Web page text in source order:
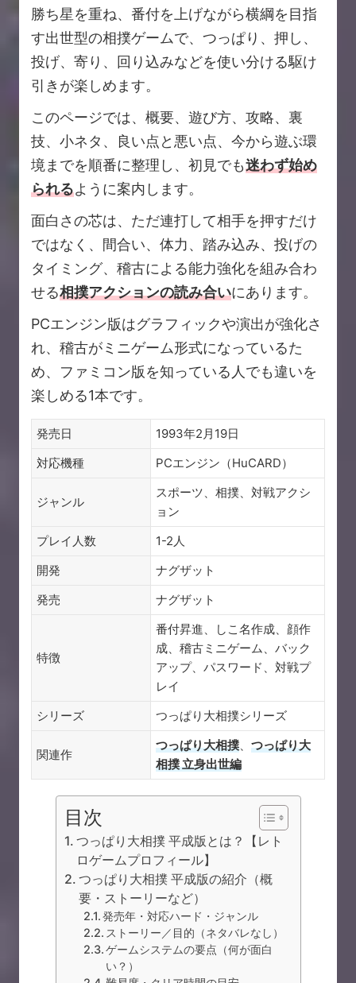
勝ち星を重ね、番付を上げながら横綱を目指
す出世型の相撲ゲームで、つっぱり、押し、
投げ、寄り、回り込みなどを使い分ける駆け
引きが楽しめます。
このページでは、概要、遊び方、攻略、裏
技、小ネタ、良い点と悪い点、今から遊ぶ環
境までを順番に整理し、初見でも迷わず始め
られるように案内します。
面白さの芯は、ただ連打して相手を押すだけ
ではなく、間合い、体力、踏み込み、投げの
タイミング、稽古による能力強化を組み合わ
せる相撲アクションの読み合いにあります。
PCエンジン版はグラフィックや演出が強化さ
れ、稽古がミニゲーム形式になっているた
め、ファミコン版を知っている人でも違いを
楽しめる1本です。
発売日
1993年2月19日
対応機種
PCエンジン（HuCARD）
ジャンル
スポーツ、相撲、対戦アクシ
ョン
プレイ人数
1-2人
開発
ナグザット
発売
ナグザット
特徴
番付昇進、しこ名作成、顔作
成、稽古ミニゲーム、バック
アップ、パスワード、対戦プ
レイ
シリーズ
つっぱり大相撲シリーズ
関連作
つっぱり大相撲、 つっぱり大
相撲 立身出世編
目次
つっぱり大相撲 平成版とは？【レト
ロゲームプロフィール】
つっぱり大相撲 平成版の紹介（概
要・ストーリーなど）
発売年・対応ハード・ジャンル
ストーリー／目的（ネタバレなし）
ゲームシステムの要点（何が面白
い？）